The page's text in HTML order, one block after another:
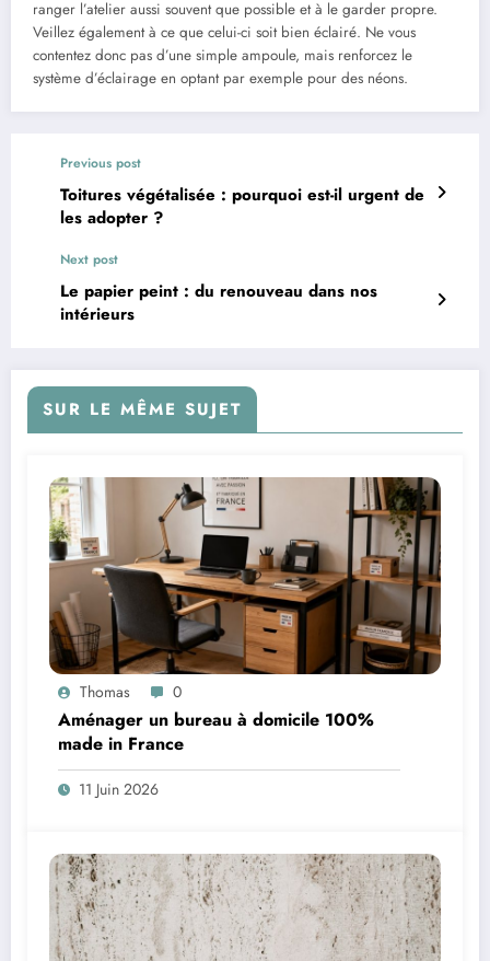
ranger l’atelier aussi souvent que possible et à le garder propre.
Veillez également à ce que celui-ci soit bien éclairé. Ne vous
contentez donc pas d’une simple ampoule, mais renforcez le
système d’éclairage en optant par exemple pour des néons.
Previous post
Toitures végétalisée : pourquoi est-il urgent de
les adopter ?
Next post
Le papier peint : du renouveau dans nos
intérieurs
SUR LE MÊME SUJET
Thomas 0
Aménager un bureau à domicile 100%
made in France
11 Juin 2026